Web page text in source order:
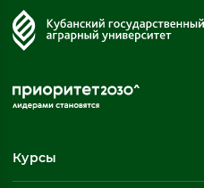
Курсы
Повышение квалификации